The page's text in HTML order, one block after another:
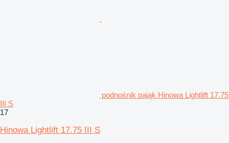
podnośnik pająk Hinowa Lightlift 17.75
III S
17
Hinowa Lightlift 17.75 III S